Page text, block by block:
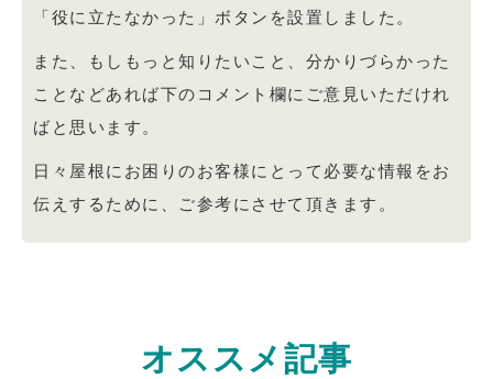
「役に立たなかった」ボタンを設置しました。
また、もしもっと知りたいこと、分かりづらかった
ことなどあれば下のコメント欄にご意見いただけれ
ばと思います。
日々屋根にお困りのお客様にとって必要な情報をお
伝えするために、ご参考にさせて頂きます。
オススメ記事